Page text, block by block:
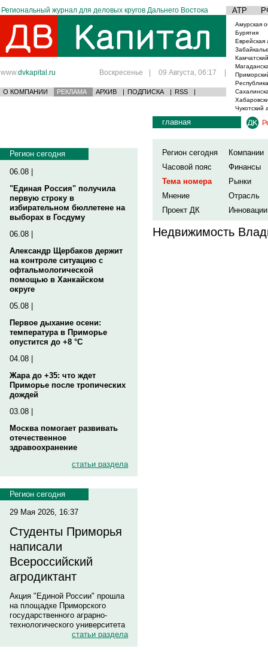
Региональный журнал для деловых кругов Дальнего Востока АТР
www.dvkapital.ru Воскресенье | 09 Августа, 06:17 |
О КОМПАНИИ РЕКЛАМА АРХИВ | ПОДПИСКА | RSS |
Амурская
Бурятия
Еврейская
Чукотский
Регион сегодня
06.08 |
"Единая Россия" получила
первую строку в
избирательном бюллетене на
выборах в Госдуму
06.08 |
Александр Щербаков держит
на контроле ситуацию с
офтальмологической
помощью в Ханкайском
округе
05.08 |
Первое дыхание осени:
температура в Приморье
опустится до +8 °C
04.08 |
Жара до +35: что ждет
Приморье после тропических
дождей
03.08 |
Москва помогает развивать
отечественное
здравоохранение
статьи раздела
Регион сегодня
29 Мая 2026, 16:37
Студенты Приморья
написали
Всероссийский
агродиктант
Акция "Единой России" прошла
на площадке Приморского
государственного аграрно-
технологического университета
статьи раздела
главная
Регион сегодня
Компании
Часовой пояс
Финансы
Тема номера
Рынки
Мнение
Отрасль
Проект ДК
Инновации
Недвижимость